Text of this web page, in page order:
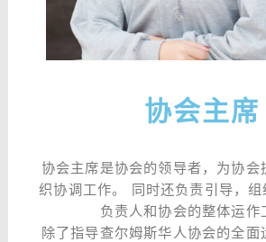
协会主席
协会主席是协会的领导者，为协会
织协调工作。 同时还负责引导，组
负责人和协会的整体运作
除了指导查尔姆斯华人协会的全面